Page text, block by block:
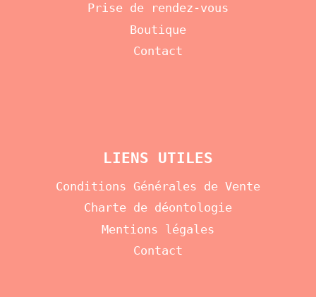
Prise de rendez-vous
Boutique
Contact
LIENS UTILES
Conditions Générales de Vente
Charte de déontologie
Mentions légales
Contact